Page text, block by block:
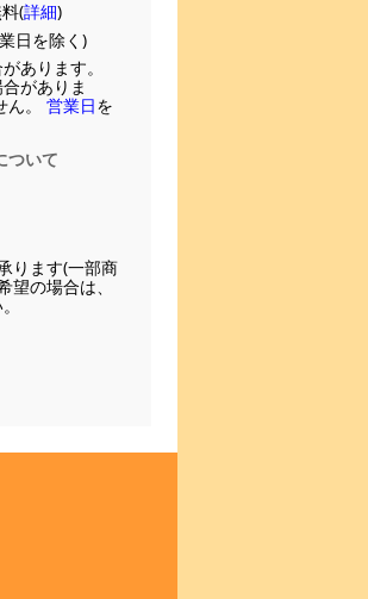
(詳細)
日を除く)
あります。
がありま
。 営業日を
ついて
ります(一部商
の場合は、